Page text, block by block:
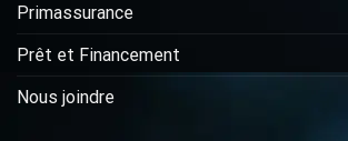
Primassurance
Prêt et Financement
Nous joindre